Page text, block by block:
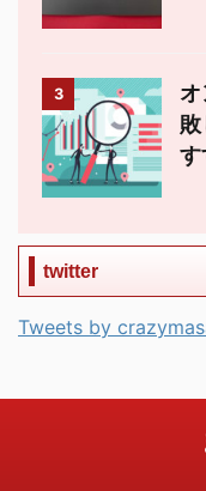
3
す
twitter
Tweets by